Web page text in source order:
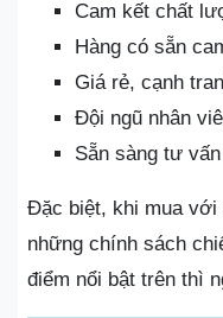
Cam kết chất
Hàng có sẵn
Giá rẻ, cạnh
Đội ngũ nhân
Sẵn sàng tư
Đặc biệt, khi mua
những chính sách
điểm nổi bật trên thì